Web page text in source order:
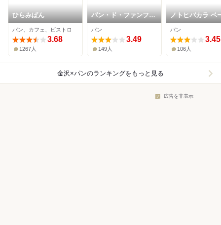
ひらみぱん
パン、カフェ、ビストロ
3.68
1267人
パン・ド・ファンファ
ーレ
パン
3.49
149人
ノトヒバカラ ベ
リー
パン
3.45
106人
金沢×パンのランキングをもっと見る
広告を非表示